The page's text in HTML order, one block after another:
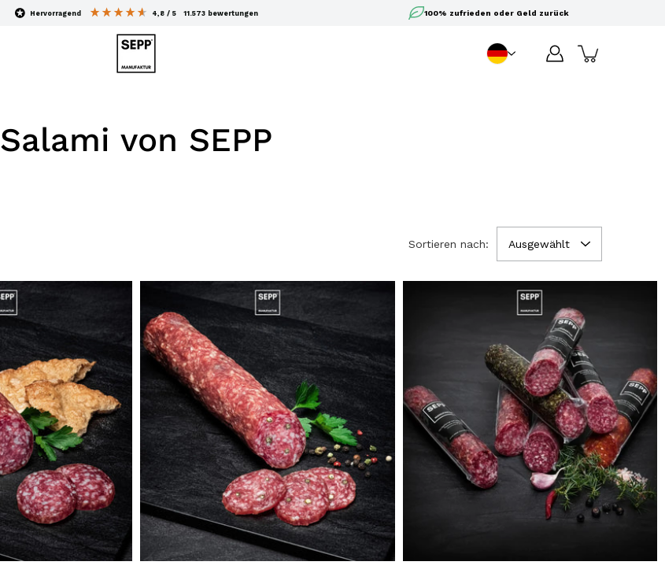
hervorragend 4,8 / 5 11.573 bewertungen 100% zufrieden oder Geld zurück
DE
Salami von SEPP
Sortieren nach: Ausgewählt